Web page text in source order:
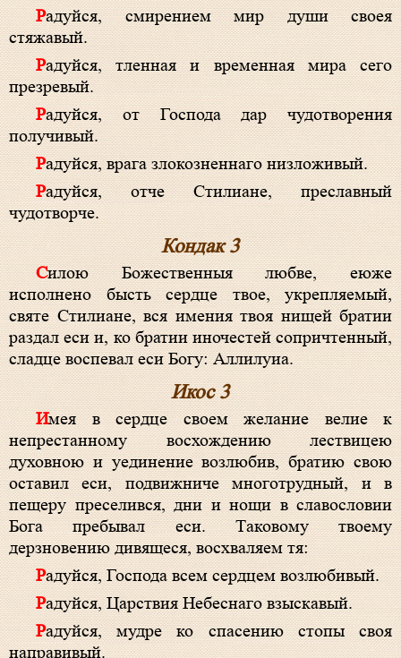
Радуйся, смирением мир души своея
стяжавый.
Радуйся, тленная и временная мира сего
презревый.
Радуйся, от Господа дар чудотворения
получивый.
Радуйся, врага злокозненнаго низложивый.
Радуйся, отче Стилиане, преславный
чудотворче.
Кондак 3
Силою Божественныя любве, еюже
исполнено бысть сердце твое, укрепляемый,
святе Стилиане, вся имения твоя нищей братии
раздал еси и, ко братии иночестей сопричтенный,
сладце воспевал еси Богу: Аллилуиа.
Икос 3
Имея в сердце своем желание велие к
непрестанному восхождению лествицею
духовною и уединение возлюбив, братию свою
оставил еси, подвижниче многотрудный, и в
пещеру преселився, дни и нощи в славословии
Бога пребывал еси. Таковому твоему
дерзновению дивящеся, восхваляем тя:
Радуйся, Господа всем сердцем возлюбивый.
Радуйся, Царствия Небеснаго взыскавый.
Радуйся, мудре ко спасению стопы своя
направивый.